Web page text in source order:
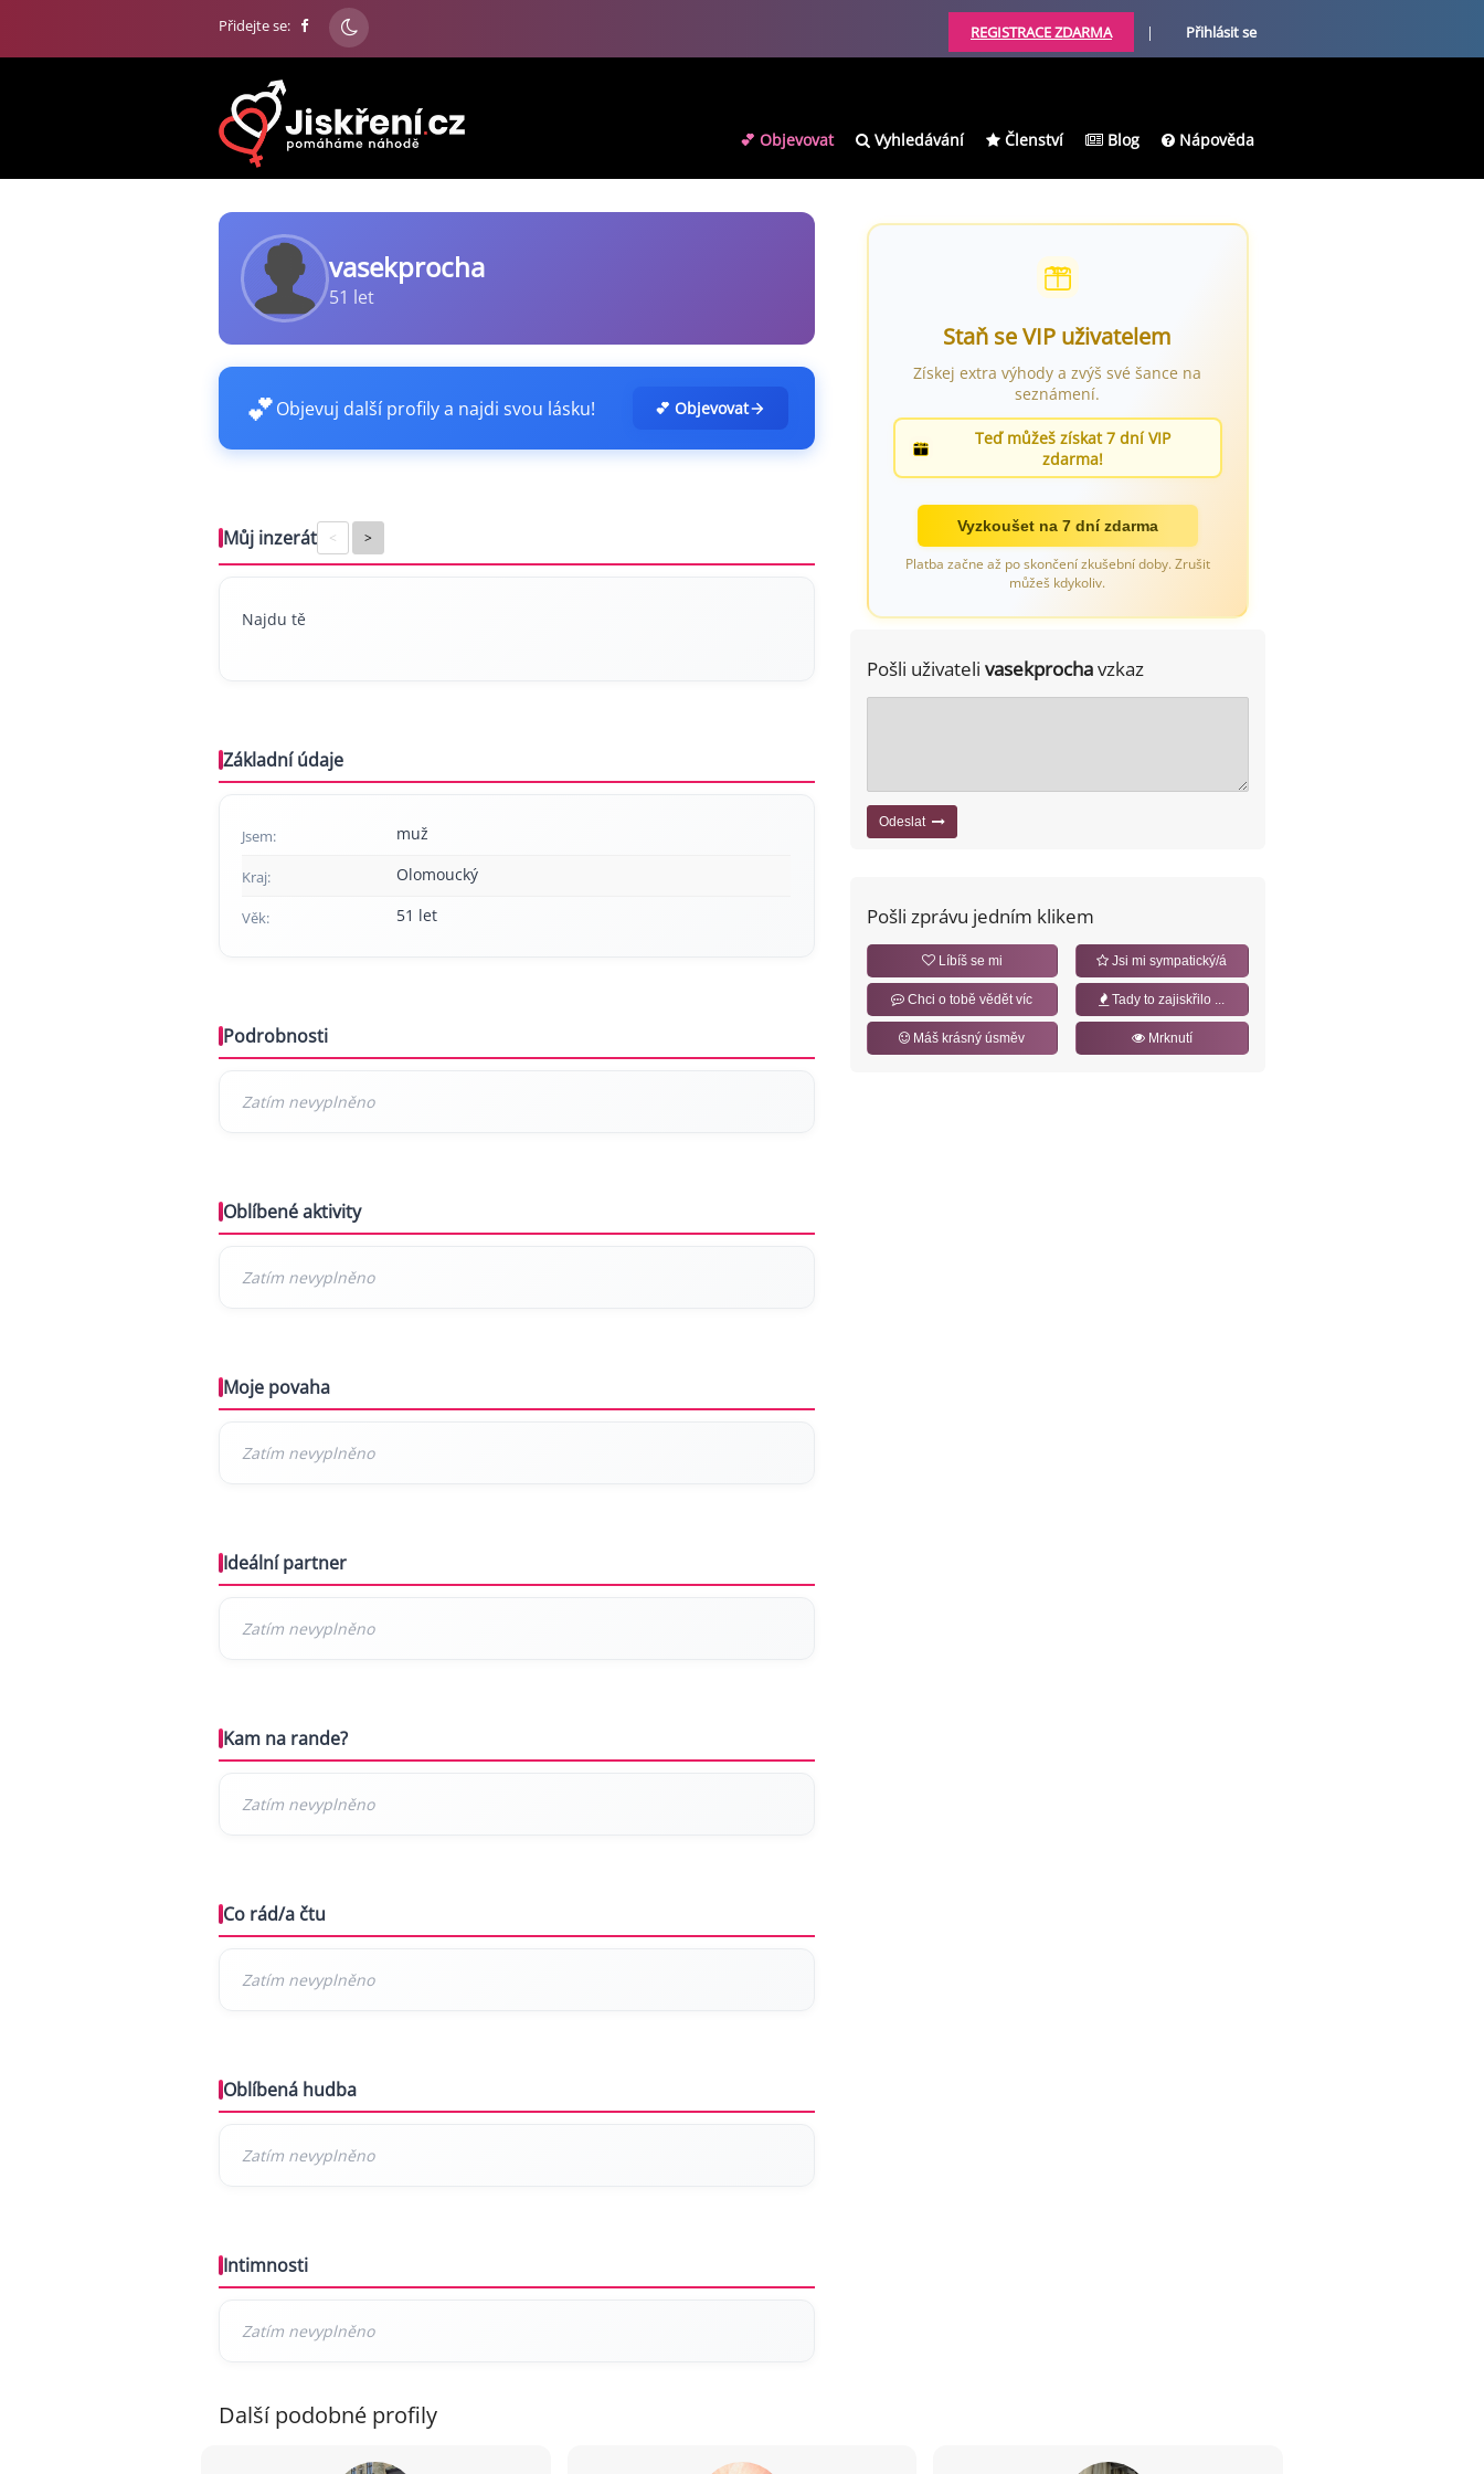
Přidejte se: REGISTRACE ZDARMA | Přihlásit se
💕 Objevovat Vyhledávání Členství Blog Nápověda
vasekprocha
51 let
💕Objevuj další profily a najdi svou lásku! 💕 Objevovat
Můj inzerát < >
Najdu tě
Základní údaje
Jsem: muž
Kraj: Olomoucký
Věk: 51 let
Podrobnosti
Oblíbené aktivity
Moje povaha
Ideální partner
Kam na rande?
Co rád/a čtu
Oblíbená hudba
Intimnosti
Staň se VIP uživatelem
Získej extra výhody a zvýš své šance na
seznámení.
Teď můžeš získat 7 dní VIP
zdarma!
Vyzkoušet na 7 dní zdarma
Platba začne až po skončení zkušební doby. Zrušit
můžeš kdykoliv.
Pošli uživateli vasekprochavzkaz
Odeslat
Pošli zprávu jedním klikem
Líbíš se mi Jsi mi sympatický/á
Chci o tobě vědět víc Tady to zajiskřilo ...
Máš krásný úsměv Mrknutí
Další podobné profily